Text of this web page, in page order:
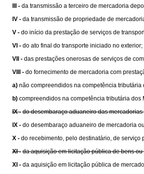
III - da transmissão a terceiro de mercadoria
IV - da transmissão de propriedade de
V - do início da prestação de serviços de
VI - do ato final do transporte iniciado no exterior;
VII - das prestações onerosas de serviços de
VIII - do fornecimento de mercadoria com
a) não compreendidos na competência tributária
b) compreendidos na competência tributária
IX - do desembaraço aduaneiro das
IX - do desembaraço aduaneiro de mercadoria
X - do recebimento, pelo destinatário, de serviço
XI - da aquisição em licitação pública de bens
XI - da aquisição em licitação pública de